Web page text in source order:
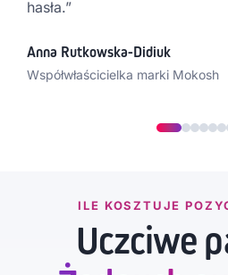
hasła.”
Anna Rutkowska-Didiuk
Współwłaścicielka marki Mokosh
ILE KOSZTUJE
Uczciwe